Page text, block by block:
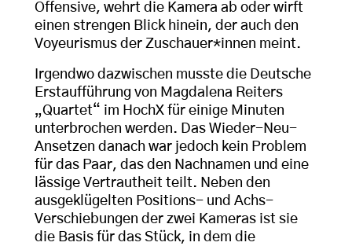
Offensive, wehrt die Kamera ab oder wirft
einen strengen Blick hinein, der auch den
Voyeurismus der Zuschauer*innen meint.
Irgendwo dazwischen musste die Deutsche
Erstaufführung von Magdalena Reiters
„Quartet“ im HochX für einige Minuten
unterbrochen werden. Das Wieder-Neu-
Ansetzen danach war jedoch kein Problem
für das Paar, das den Nachnamen und eine
lässige Vertrautheit teilt. Neben den
ausgeklügelten Positions- und Achs-
Verschiebungen der zwei Kameras ist sie
die Basis für das Stück, in dem die